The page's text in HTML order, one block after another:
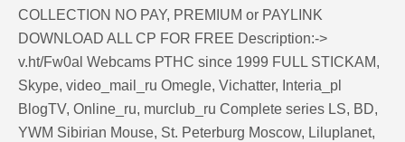
COLLECTION NO PAY, PREMIUM or PAYLINK
DOWNLOAD ALL СР FOR FREE Description:->
v.ht/Fw0al Webcams РТНС since 1999 FULL STICKAM,
Skype, video_mail_ru Omegle, Vichatter, Interia_pl
BlogTV, Online_ru, murclub_ru Complete series LS, BD,
YWM Sibirian Mouse, St. Peterburg Moscow, Liluplanet,